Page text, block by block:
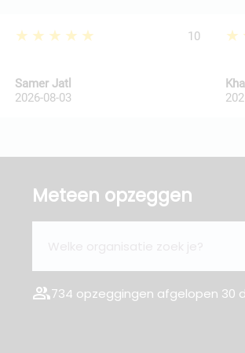
★★★★★ 10
Samer Jatl
2026-08-03
Meteen opzeggen
group734 opzeggingen afgelopen 30